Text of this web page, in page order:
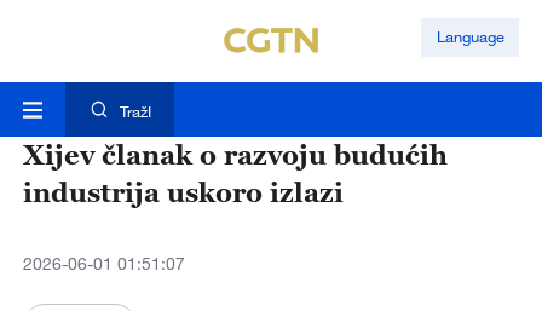
Language
TražI
Xijev članak o razvoju budućih
industrija uskoro izlazi
2026-06-01 01:51:07